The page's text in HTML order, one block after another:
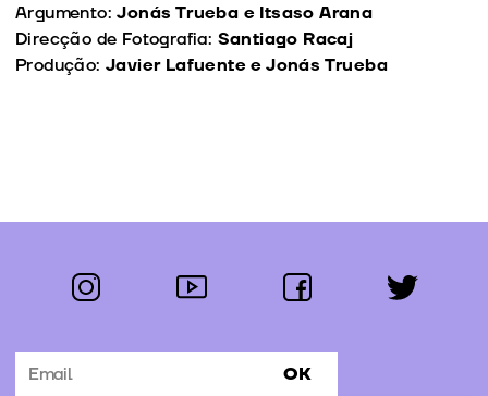
Argumento:Jonás Trueba e Itsaso Arana
Direcção de Fotografia: Santiago Racaj
Produção: Javier Lafuente e Jonás Trueba
Segue-nos:
instagram youtube facebook twitter
Subscrever Newsletter OK